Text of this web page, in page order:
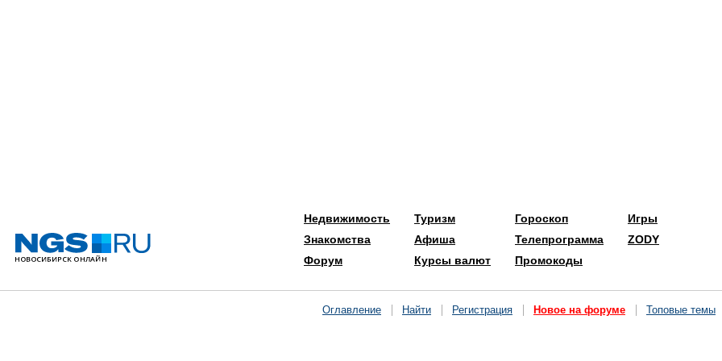
Недвижимость
Знакомства
Форум
Туризм
Афиша
Курсы валют
Гороскоп
Телепрограмма
Промокоды
Игры
ZODY
Оглавление Найти Регистрация Новое на форуме Топовые темы